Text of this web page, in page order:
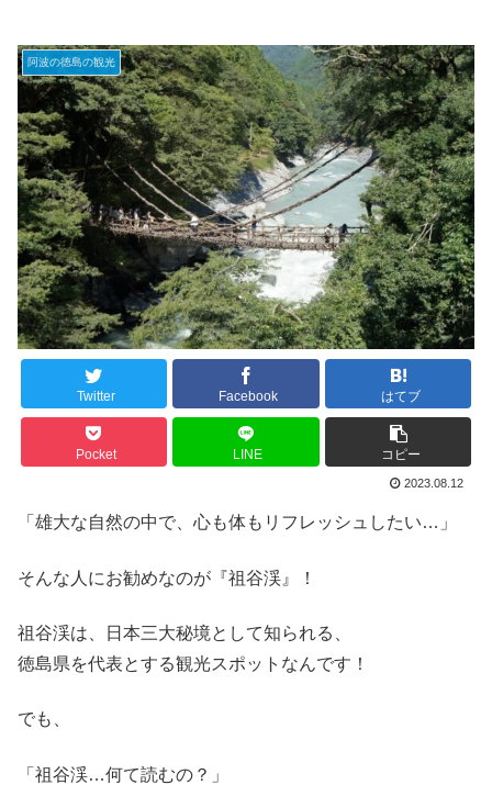
阿波の徳島の観光
Twitter Facebook はてブ
Pocket LINE コピー
2023.08.12
「雄大な自然の中で、心も体もリフレッシュしたい…」
そんな人にお勧めなのが『祖谷渓』！
祖谷渓は、日本三大秘境として知られる、
徳島県を代表とする観光スポットなんです！
でも、
「祖谷渓…何て読むの？」